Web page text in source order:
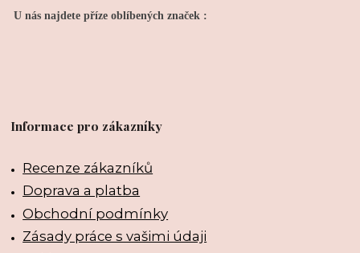
U nás najdete příze oblíbených značek :
Informace pro zákazníky
Recenze zákazníků
Doprava a platba
Obchodní podmínky
Zásady práce s vašimi údaji